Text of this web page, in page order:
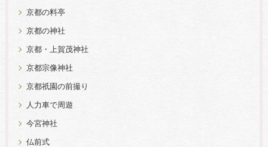
京都の料亭
京都の神社
京都・上賀茂神社
京都宗像神社
京都祇園の前撮り
人力車で周遊
今宮神社
仏前式